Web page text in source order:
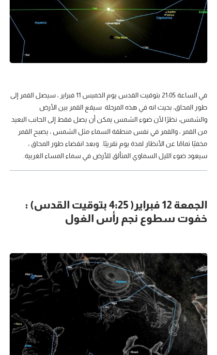
في الساعة 21:05 بتوقيت القدس يوم الخميس 11 فبراير ، سيصل القمر إلى
طور المحاق، بحيث انه في هذه المرحلة سيقع القمر بين الأرض
والشمس، نظرًا لأن ضوء الشمس يمكن أن يصل فقط إلى الجانب البعيد
من القمر ، والقمر في نفس منطقة السماء مثل الشمس ، يصبح القمر
مخفيًا تمامًا عن الأنظار لمدة يوم تقريبًا. وبعد انقضاء طور المحاق ،
سيعود ضوء الليل السماوي المتألق للأرض في سماء المساء الغربية.
الجمعة 12 فبراير( 4:25 بتوقيت القدس) :
خفوت سطوع نجم رأس الغول